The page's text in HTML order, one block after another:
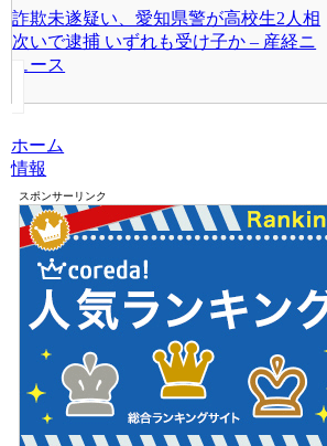
詐欺未遂疑い、愛知県警が高校生2人相
次いで逮捕 いずれも受け子か – 産経ニ
ュース
ホーム
情報
スポンサーリンク